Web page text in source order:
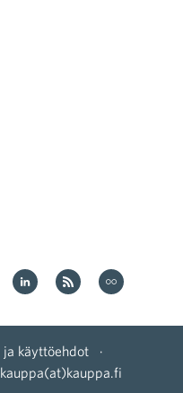
on Instagram
Kauppa YouTubesssa
Kauppa LinkedInissä
Kauppa on RSS
ja käyttöehdot
·
kauppa(at)kauppa.fi